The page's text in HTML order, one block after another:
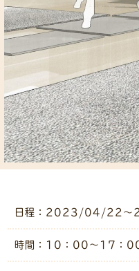
日程：2023/04/22
時間：10：00～17：